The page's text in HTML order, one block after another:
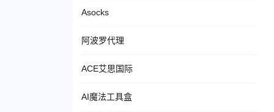
Asocks
阿波罗代理
ACE艾思国际
AI魔法工具盒